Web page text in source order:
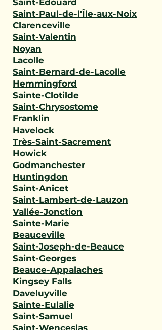
Saint-Édouard
Saint-Paul-de-l'Île-aux-Noix
Clarenceville
Saint-Valentin
Noyan
Lacolle
Saint-Bernard-de-Lacolle
Hemmingford
Sainte-Clotilde
Saint-Chrysostome
Franklin
Havelock
Très-Saint-Sacrement
Howick
Godmanchester
Huntingdon
Saint-Anicet
Saint-Lambert-de-Lauzon
Vallée-Jonction
Sainte-Marie
Beauceville
Saint-Joseph-de-Beauce
Saint-Georges
Beauce-Appalaches
Kingsey Falls
Daveluyville
Sainte-Eulalie
Saint-Samuel
Saint-Wenceslas